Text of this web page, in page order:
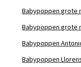
Babypoppen grote
Babypoppen grote
Babypoppen
Babypoppen